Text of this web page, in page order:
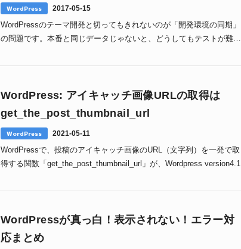
WordPress 2017-05-15
WordPressのテーマ開発と切ってもきれないのが「開発環境の同期」
の問題です。本番と同じデータじゃないと、どうしてもテストが難し
WordPress: アイキャッチ画像URLの取得は
get_the_post_thumbnail_url
WordPress 2021-05-11
WordPressで、投稿のアイキャッチ画像のURL（文字列）を一発で取
得する関数「get_the_post_thumbnail_url」が、Wordpress version4.1
WordPressが真っ白！表示されない！エラー対
応まとめ